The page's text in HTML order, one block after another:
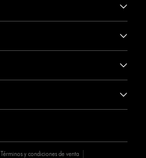
Términos y condiciones de venta